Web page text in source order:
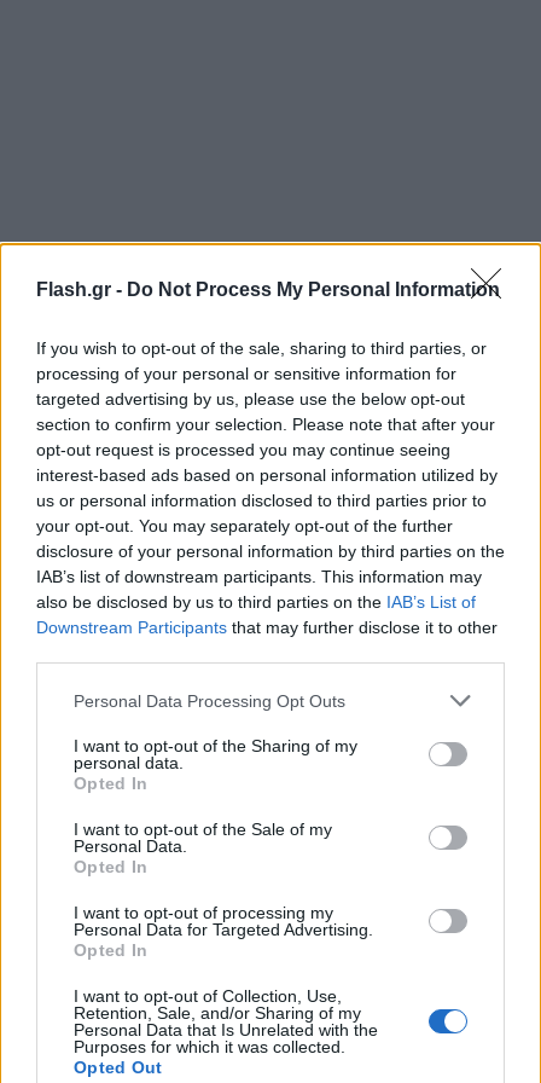
Flash.gr - Do Not Process My Personal Information
If you wish to opt-out of the sale, sharing to third parties, or
processing of your personal or sensitive information for
targeted advertising by us, please use the below opt-out
section to confirm your selection. Please note that after your
opt-out request is processed you may continue seeing
interest-based ads based on personal information utilized by
us or personal information disclosed to third parties prior to
your opt-out. You may separately opt-out of the further
disclosure of your personal information by third parties on the
IAB’s list of downstream participants. This information may
also be disclosed by us to third parties on the IAB’s List of
Downstream Participants that may further disclose it to other
Please note that this website/app uses one or more Google
not limited to your visit or usage behaviour. You may click to
grant or deny consent to Google and its third-party tags to
use your data for below specified purposes in below Google
consent section.
Personal Data Processing Opt Outs
I want to opt-out of the Sharing of my
personal data.
Opted In
I want to opt-out of the Sale of my
Personal Data.
Opted In
I want to opt-out of processing my
Personal Data for Targeted Advertising.
Opted In
I want to opt-out of Collection, Use,
Retention, Sale, and/or Sharing of my
Personal Data that Is Unrelated with the
Purposes for which it was collected.
Opted Out
Ωστόσο, δε πρέπει να ξεχνάμε ότι και ο
υπογραφής του, καθώς όπως είχαμε
επισημάνει και στο Athletiko, επιθυμεί την
παραμονή του στο ρόστερ.
Όλα θα ξεκαθαρίσουν, όταν η πλευρά
τουΜιλουτίνοφ, συναντηθεί με εκείνη των
ερυθρολεύκων» για να αποσαφηνιστεί πλήρως το
τι πρόκειται να συμβεί. Η συζήτηση που έχει κάνει
η πλευρά του Σέρβου σέντερ με την έως τώρα
ομάδα του αφορά ελαφρώς αυξημένες αποδοχές
από το συμβόλαιο που ολοκληρώθηκε (1.800.000),
τραπέζι με πιο επίσημο τρόπο.
Κυριότερο για τονΝίκολαΜιλουτίνοφ όμως, δεν
είναι το εάν θα παίρνει 2.000.000 ή και περισσότερο
αυτό είναι που αναμένεται να προκύψει από τη
συνάντηση ανάμεσα στις δυο πλευρές.